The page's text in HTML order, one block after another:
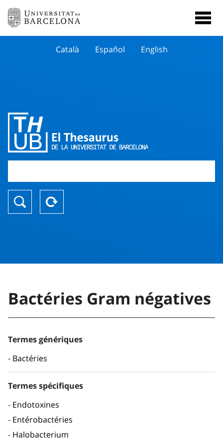
Català Español English
Bactéries Gram négatives
Termes génériques
Bactéries
Termes spécifiques
Endotoxines
Entérobactéries
Halobacterium